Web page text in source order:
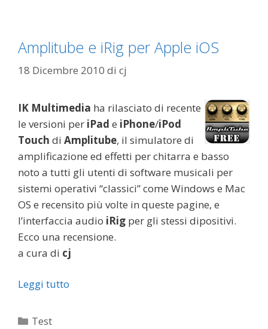
Amplitube e iRig per Apple iOS
18 Dicembre 2010 di cj
IK Multimedia ha rilasciato di recente
le versioni per iPad e iPhone/iPod
Touch di Amplitube, il simulatore di
amplificazione ed effetti per chitarra e basso
noto a tutti gli utenti di software musicali per
sistemi operativi “classici” come Windows e Mac
OS e recensito più volte in queste pagine, e
l’interfaccia audio iRig per gli stessi dipositivi.
Ecco una recensione.
a cura di cj
Leggi tutto
Categorie
Test